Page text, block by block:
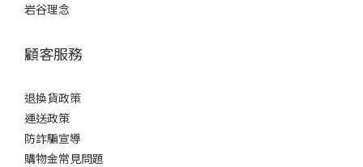
岩谷理念
顧客服務
退換貨政策
運送政策
防詐騙宣導
購物金常見問題